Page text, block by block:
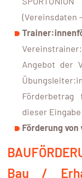
(Vereinsdaten
Angebot der
dieser
Förderung
Bau /